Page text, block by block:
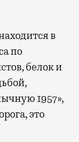
в
по
белок и
1957»,
это